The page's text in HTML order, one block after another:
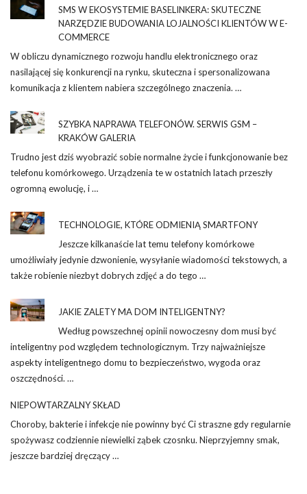
SMS W EKOSYSTEMIE BASELINKERA: SKUTECZNE
NARZĘDZIE BUDOWANIA LOJALNOŚCI KLIENTÓW W E-
COMMERCE
W obliczu dynamicznego rozwoju handlu elektronicznego oraz
nasilającej się konkurencji na rynku, skuteczna i spersonalizowana
komunikacja z klientem nabiera szczególnego znaczenia. …
SZYBKA NAPRAWA TELEFONÓW. SERWIS GSM –
KRAKÓW GALERIA
Trudno jest dziś wyobrazić sobie normalne życie i funkcjonowanie bez
telefonu komórkowego. Urządzenia te w ostatnich latach przeszły
ogromną ewolucję, i …
TECHNOLOGIE, KTÓRE ODMIENIĄ SMARTFONY
Jeszcze kilkanaście lat temu telefony komórkowe
umożliwiały jedynie dzwonienie, wysyłanie wiadomości tekstowych, a
także robienie niezbyt dobrych zdjęć a do tego …
JAKIE ZALETY MA DOM INTELIGENTNY?
Według powszechnej opinii nowoczesny dom musi być
inteligentny pod względem technologicznym. Trzy najważniejsze
aspekty inteligentnego domu to bezpieczeństwo, wygoda oraz
oszczędności. …
NIEPOWTARZALNY SKŁAD
Choroby, bakterie i infekcje nie powinny być Ci straszne gdy regularnie
spożywasz codziennie niewielki ząbek czosnku. Nieprzyjemny smak,
jeszcze bardziej dręczący …